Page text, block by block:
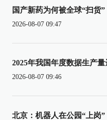
国产新药为何被全球“扫货”
2026-08-07 09:47
2025年我国年度数据生产量
2026-08-07 09:46
北京：机器人在公园“上岗”